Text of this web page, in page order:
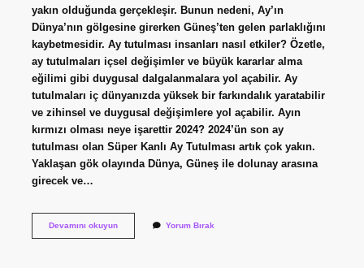
yakın olduğunda gerçekleşir. Bunun nedeni, Ay’ın
Dünya’nın gölgesine girerken Güneş’ten gelen parlaklığını
kaybetmesidir. Ay tutulması insanları nasıl etkiler? Özetle,
ay tutulmaları içsel değişimler ve büyük kararlar alma
eğilimi gibi duygusal dalgalanmalara yol açabilir. Ay
tutulmaları iç dünyanızda yüksek bir farkındalık yaratabilir
ve zihinsel ve duygusal değişimlere yol açabilir. Ayın
kırmızı olması neye işarettir 2024? 2024’ün son ay
tutulması olan Süper Kanlı Ay Tutulması artık çok yakın.
Yaklaşan gök olayında Dünya, Güneş ile dolunay arasına
girecek ve…
Devamını okuyunAy
Yorum Bırak